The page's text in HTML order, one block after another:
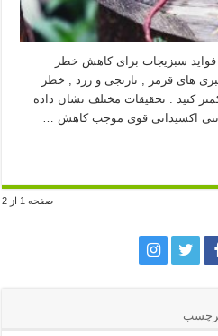
فواید سبزیجات برای کاهش خطر
های قرمز , نارنجی و زرد , خطر
کنید . تحقیقات مختلف نشان داده
آنتی اکسیدانی قوی موجب کاهش …
صفحه 1 از 2